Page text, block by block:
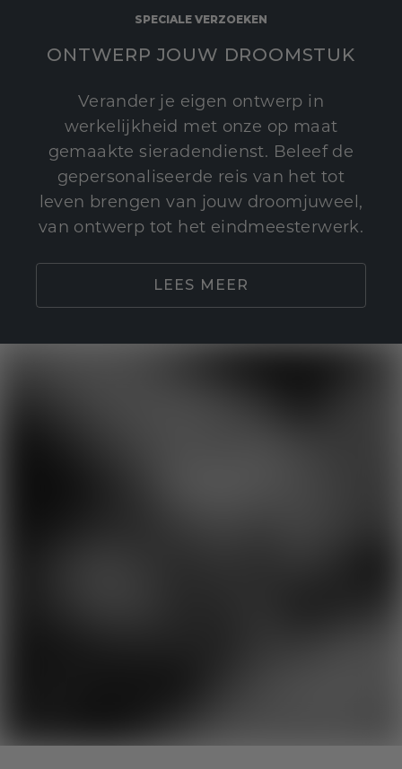
SPECIALE VERZOEKEN
ONTWERP JOUW DROOMSTUK
Verander je eigen ontwerp in
werkelijkheid met onze op maat
gemaakte sieradendienst. Beleef de
gepersonaliseerde reis van het tot
leven brengen van jouw droomjuweel,
van ontwerp tot het eindmeesterwerk.
LEES MEER